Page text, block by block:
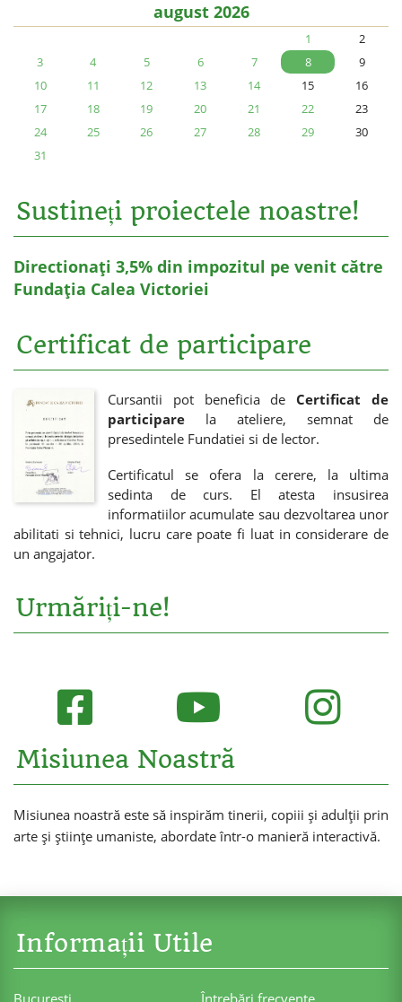
august 2026
1
2
3
4 5 6 7 8
9
10
11 12 13 14 15
16
17
18 19 20 21 22
23
24
25 26 27 28 29
30
31
Sustineți proiectele noastre!
Directionați 3,5% din impozitul pe venit către
Fundația Calea Victoriei
Certificat de participare
Cursantii pot beneficia de Certificat de
participare la ateliere, semnat de
presedintele Fundatiei si de lector.
Certificatul se ofera la cerere, la ultima
sedinta de curs. El atesta insusirea
informatiilor acumulate sau dezvoltarea unor
abilitati si tehnici, lucru care poate fi luat in considerare de
un angajator.
Urmăriți-ne!
Misiunea Noastră
Misiunea noastră este să inspirăm tinerii, copiii și adulții prin
arte și științe umaniste, abordate într-o manieră interactivă.
Informații Utile